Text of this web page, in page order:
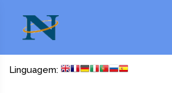
Linguagem: